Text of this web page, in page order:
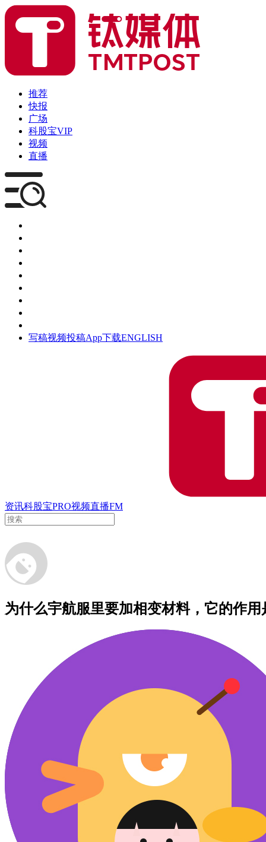
推荐
快报
广场
科股宝VIP
视频
直播
写稿视频投稿App下载ENGLISH
资讯科股宝PRO视频直播FM
为什么宇航服里要加相变材料，它的作用